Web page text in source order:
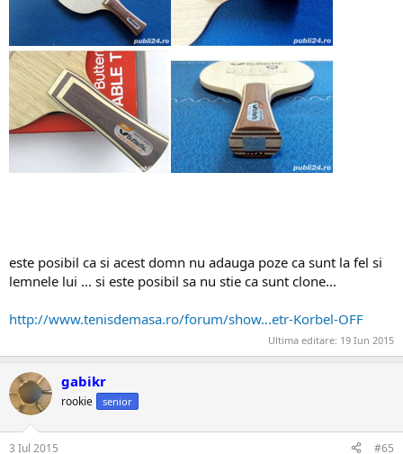
este posibil ca si acest domn nu adauga poze ca sunt la fel si
lemnele lui ... si este posibil sa nu stie ca sunt clone...
http://www.tenisdemasa.ro/forum/show...etr-Korbel-OFF
Ultima editare: 19 Iun 2015
gabikr
rookie senior
3 Iul 2015 #65